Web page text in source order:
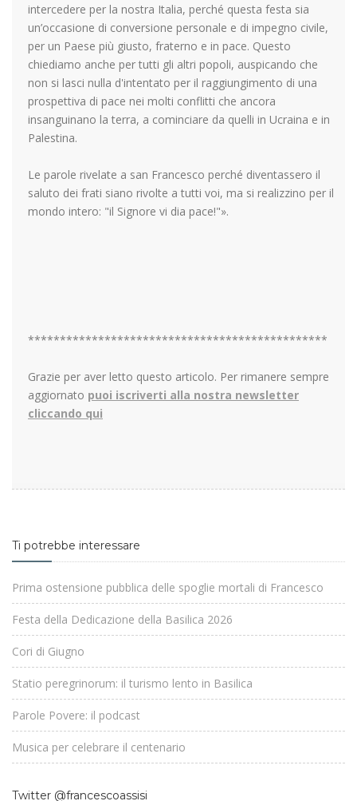
intercedere per la nostra Italia, perché questa festa sia
un’occasione di conversione personale e di impegno civile,
per un Paese più giusto, fraterno e in pace. Questo
chiediamo anche per tutti gli altri popoli, auspicando che
non si lasci nulla d'intentato per il raggiungimento di una
prospettiva di pace nei molti conflitti che ancora
insanguinano la terra, a cominciare da quelli in Ucraina e in
Palestina.
Le parole rivelate a san Francesco perché diventassero il
saluto dei frati siano rivolte a tutti voi, ma si realizzino per il
mondo intero: "il Signore vi dia pace!"».
***********************************************
Grazie per aver letto questo articolo. Per rimanere sempre
aggiornato puoi iscriverti alla nostra newsletter
cliccando qui
Ti potrebbe interessare
Prima ostensione pubblica delle spoglie mortali di Francesco
Festa della Dedicazione della Basilica 2026
Cori di Giugno
Statio peregrinorum: il turismo lento in Basilica
Parole Povere: il podcast
Musica per celebrare il centenario
Twitter @francescoassisi